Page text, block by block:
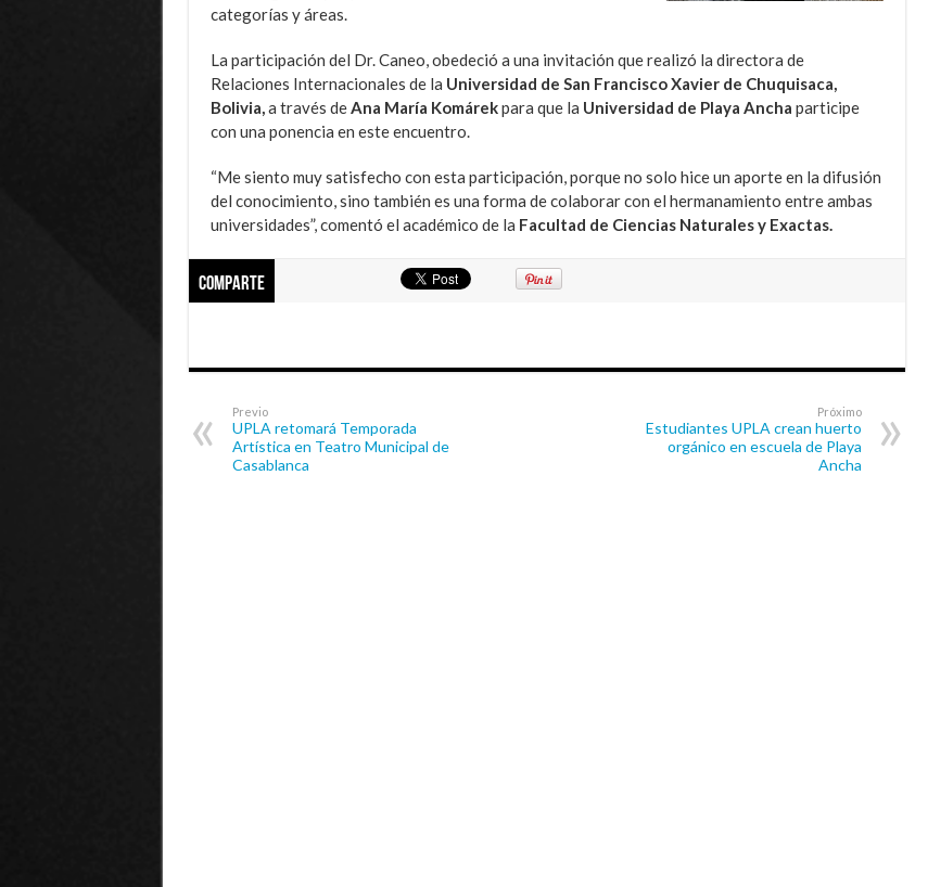
categorías y áreas.
La participación del Dr. Caneo, obedeció a una invitación que realizó la directora de
Relaciones Internacionales de la Universidad de San Francisco Xavier de Chuquisaca,
Bolivia, a través de Ana María Komárekpara que la Universidad de Playa Ancha participe
con una ponencia en este encuentro.
“Me siento muy satisfecho con esta participación, porque no solo hice un aporte en la difusión
del conocimiento, sino también es una forma de colaborar con el hermanamiento entre ambas
universidades”, comentó el académico de la Facultad de Ciencias Naturales y Exactas.
Comparte
Previo
UPLA retomará Temporada
Artística en Teatro Municipal de
Casablanca
Próximo
Estudiantes UPLA crean huerto
orgánico en escuela de Playa
Ancha